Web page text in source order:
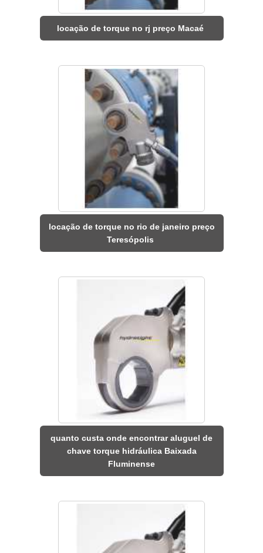
locação de torque no rj preço Macaé
locação de torque no rio de janeiro preço
Teresópolis
quanto custa onde encontrar aluguel de
chave torque hidráulica Baixada
Fluminense